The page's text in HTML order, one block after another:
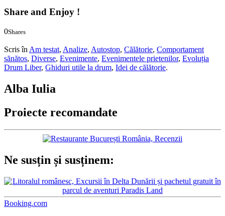
Share and Enjoy !
0Shares
Scris în Am testat, Analize, Autostop, Călătorie, Comportament
sănătos, Diverse, Evenimente, Evenimentele prietenilor, Evoluția
Drum Liber, Ghiduri utile la drum, Idei de călătorie.
Alba Iulia
Proiecte recomandate
Ne susțin și susținem:
Booking.com